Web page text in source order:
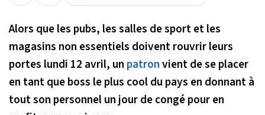
Alors que les pubs, les salles de sport et les
magasins non essentiels doivent rouvrir leurs
portes lundi 12 avril, un patronvient de se placer
en tant que boss le plus cool du pays en donnant à
tout son personnel un jour de congé pour en